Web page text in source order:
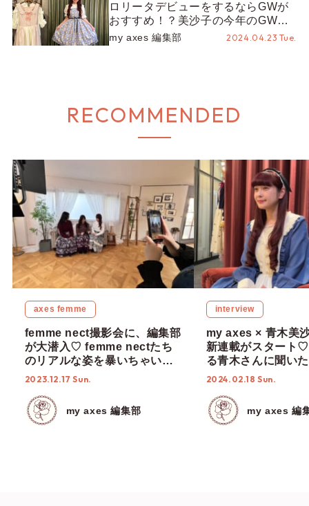
ロリータデビューをするならGWが
おすすめ！？美沙子の今年のGWの
楽しみ方♡【my axes × 青木美沙子
my axes 編集部 2024.04.23 Tue.
RECOMMENDED
axes femme
femme nect撮影会に、編集部
が大潜入♡ femme nectたち
のリアルな姿を暴いちゃいま
す！
2023.12.17 Sun.
my axes 編集部
interview
my axes × 青木美
新連載がスタート
る青木さんに聞い
リータ最前線！
2024.02.18 Sun.
my axes 編